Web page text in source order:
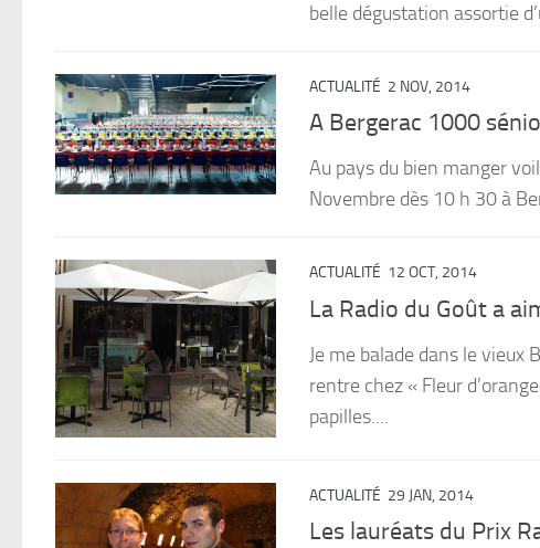
belle dégustation assortie
ACTUALITÉ 2 NOV, 2014
A Bergerac 1000
Au pays du bien manger
Novembre dès 10 h 30 à
ACTUALITÉ 12 OCT, 2014
La Radio du Goût a
Je me balade dans le vieux
rentre chez « Fleur
papilles....
ACTUALITÉ 29 JAN, 2014
Les lauréats du Prix